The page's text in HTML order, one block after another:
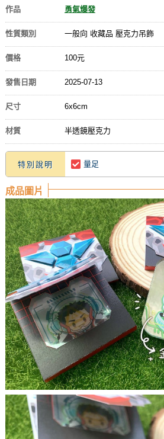
作品 勇氣爆發
性質類別 一般向 收藏品 壓克力吊飾
價格 100元
發售日期 2025-07-13
尺寸 6x6cm
材質 半透鏡壓克力
特別說明 量足
成品圖片